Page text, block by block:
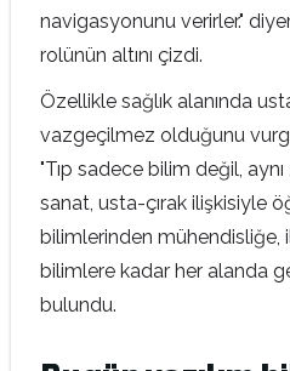
navigasyonunu verirler."
rolünün altını çizdi.
Özellikle sağlık alanında
vazgeçilmez olduğunu
"Tıp sadece bilim değil,
sanat, usta-çırak ilişkisiyle
bilimlerinden mühendisliğe,
bilimlere kadar her alanda
bulundu.